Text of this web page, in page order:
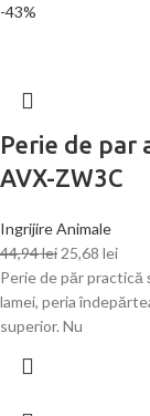
-43%
Perie de par
AVX-ZW3C
Ingrijire Animale
44,94lei 25,68 lei
Perie de păr
lamei, peria
superior. Nu